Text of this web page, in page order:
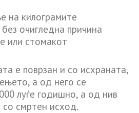
на килограмите
очигледна причина
или стомакот
е поврзан и со исхраната,
а од него се
луѓе годишно, а од нив
со смртен исход.